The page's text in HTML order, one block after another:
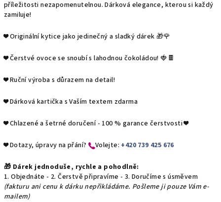
příležitosti nezapomenutelnou. Dárková elegance, kterou si každý
zamiluje!
❤️ Originální kytice jako jedinečný a sladký dárek 🎁🌹
❤️ Čerstvé ovoce se snoubí s lahodnou čokoládou! 🍓🍫
❤️ Ruční výroba s důrazem na detail!
❤️ Dárková kartička s Vaším textem zdarma
❤️Chlazené a šetrné doručení - 100 % garance čerstvosti❤️
❤️ Dotazy, úpravy na přání? ​Volejte: +420 739 425 676
🎁 Dárek jednoduše, rychle a pohodlně:
1. Objednáte - 2. Čerstvě připravíme - 3. Doručíme s úsměvem
(fakturu ani cenu k dárku nepřikládáme. Pošleme ji pouze Vám e-
mailem)